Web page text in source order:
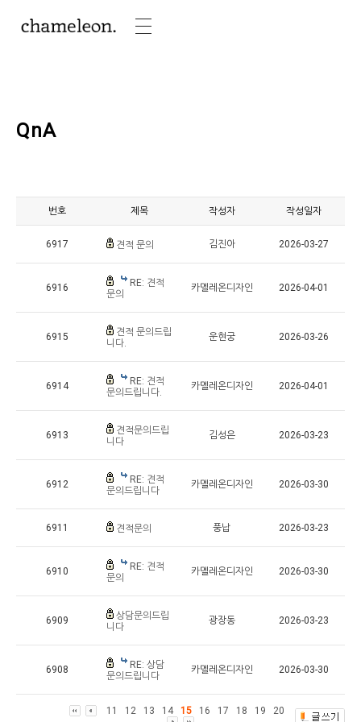
QnA
번호 제목 작성자 작성일자
6917 견적 문의 김진아 2026-03-27
6916
RE: 견적
문의
카멜레온디자인 2026-04-01
6915
견적 문의드립
니다.
운현궁 2026-03-26
6914
RE: 견적
문의드립니다.
카멜레온디자인 2026-04-01
6913
견적문의드립
니다
김성은 2026-03-23
6912
RE: 견적
문의드립니다
카멜레온디자인 2026-03-30
6911 견적문의 풍납 2026-03-23
6910
RE: 견적
문의
카멜레온디자인 2026-03-30
6909
상담문의드립
니다
광장동 2026-03-23
6908
RE: 상담
문의드립니다
카멜레온디자인 2026-03-30
11 12 13 14 15 16 17 18 19 20